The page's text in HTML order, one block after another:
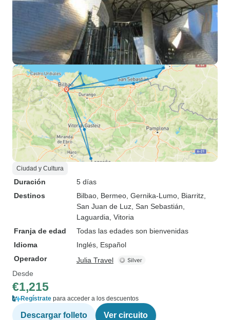
Ciudad y Cultura
Duración
5 días
Destinos
Bilbao , Bermeo , Gernika-Lumo , Biarritz
San Juan de Luz , San Sebastián
Laguardia , Vitoria
Franja de edad
Todas las edades son bienvenidas
Idioma
Inglés, Español
Operador
Julia Travel
Desde
€1,215
Regístrate para acceder a los descuentos
Descargar folleto Ver circuito